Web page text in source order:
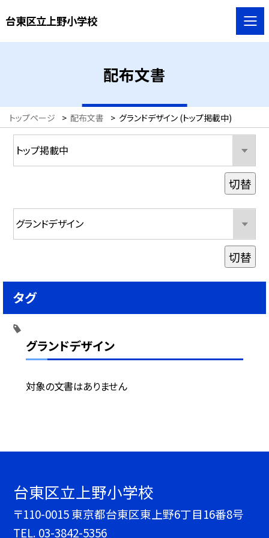
台東区立上野小学校
配布文書
トップページ > 配布文書 > グランドデザイン (トップ掲載中)
グランドデザイン
対象の文書はありません
切替
切替
タグ
台東区立上野小学校
〒110-0015 東京都台東区東上野6丁目16番8号
TEL. 03-3842-5356